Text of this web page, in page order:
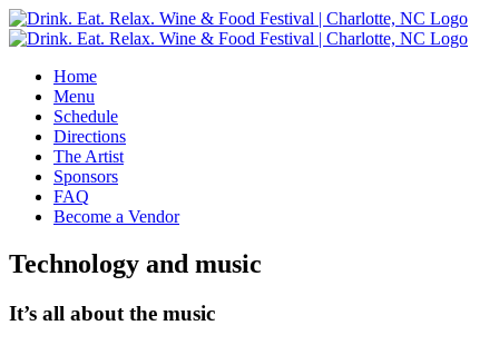
Skip
to
Home
Menu
Schedule
Directions
The Artist
Sponsors
FAQ
Become a Vendor
Technology and music
It’s all about the music